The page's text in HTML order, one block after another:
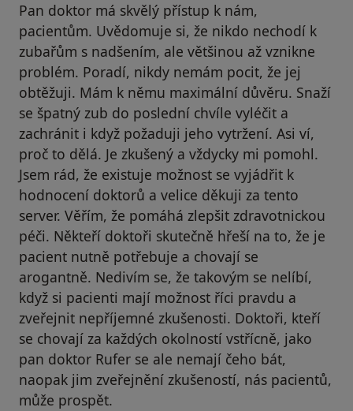
Pan doktor má skvělý přístup k nám,
pacientům. Uvědomuje si, že nikdo nechodí k
zubařům s nadšením, ale většinou až vznikne
problém. Poradí, nikdy nemám pocit, že jej
obtěžuji. Mám k němu maximální důvěru. Snaží
se špatný zub do poslední chvíle vyléčit a
zachránit i když požaduji jeho vytržení. Asi ví,
proč to dělá. Je zkušený a vždycky mi pomohl.
Jsem rád, že existuje možnost se vyjádřit k
hodnocení doktorů a velice děkuji za tento
server. Věřím, že pomáhá zlepšit zdravotnickou
péči. Někteří doktoři skutečně hřeší na to, že je
pacient nutně potřebuje a chovají se
arogantně. Nedivím se, že takovým se nelíbí,
když si pacienti mají možnost říci pravdu a
zveřejnit nepříjemné zkušenosti. Doktoři, kteří
se chovají za každých okolností vstřícně, jako
pan doktor Rufer se ale nemají čeho bát,
naopak jim zveřejnění zkušeností, nás pacientů,
může prospět.